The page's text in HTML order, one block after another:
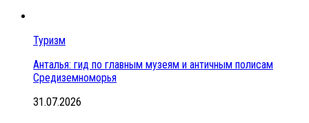
Туризм
Анталья: гид по главным музеям и античным полисам
Средиземноморья
31.07.2026